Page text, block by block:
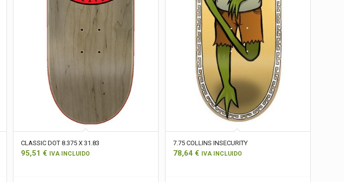
CLASSIC DOT 8.375 X 31.83
95,51€ IVA INCLUIDO
7.75 COLLINS INSECURITY
78,64 € IVA INCLUIDO